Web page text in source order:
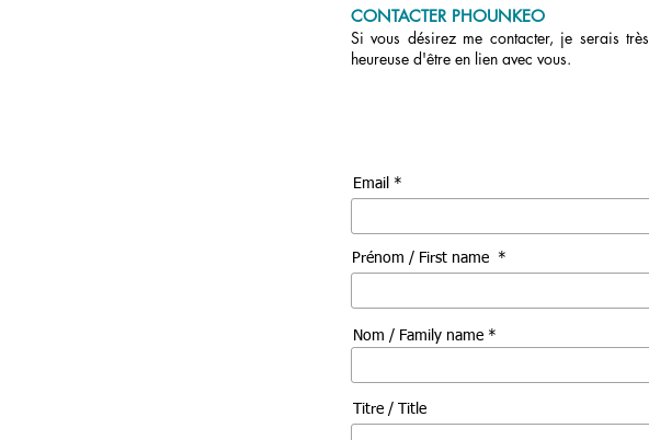
CONTACTER PHOUNKEO
Si vous désirez me contacter, je serais très
heureuse d'être en lien avec vous.
Email *
Prénom / First name *
Nom / Family name *
Titre / Title